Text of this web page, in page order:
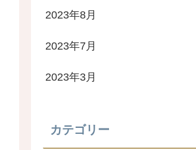
2023年8月
2023年7月
2023年3月
カテゴリー